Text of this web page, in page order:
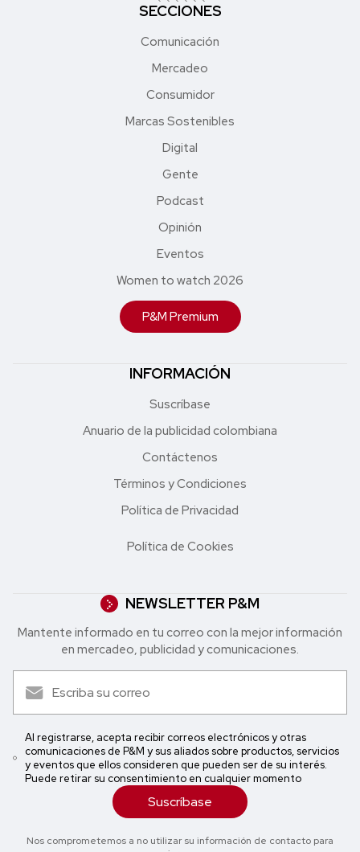
SECCIONES
Comunicación
Mercadeo
Consumidor
Marcas Sostenibles
Digital
Gente
Podcast
Opinión
Eventos
Women to watch 2026
P&M Premium
INFORMACIÓN
Suscríbase
Anuario de la publicidad colombiana
Contáctenos
Términos y Condiciones
Política de Privacidad
Política de Cookies
NEWSLETTER P&M
Mantente informado en tu correo con la mejor in formación
en mercadeo, publicidad y comunicaciones.
Al registrarse, acepta recibir correos electrónicos y otras
comunicaciones de P&M y sus aliados sobre productos, servicios
y eventos que ellos consideren que pueden ser de su interés.
Puede retirar su consentimiento en cualquier momento
Suscríbase
Nos comprometemos a no utilizar su información de contacto para